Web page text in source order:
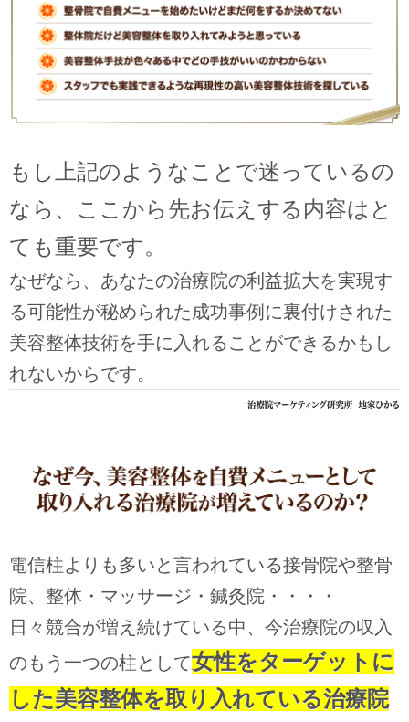
もし上記のようなことで迷っているの
なら、ここから先お伝えする内容はと
ても重要です。
なぜなら、あなたの治療院の利益拡大を実現す
る可能性が秘められた成功事例に裏付けされた
美容整体技術を手に入れることができるかもし
れないからです。
電信柱よりも多いと言われている接骨院や整骨
院、整体・マッサージ・鍼灸院・・・・
日々競合が増え続けている中、今治療院の収入
のもう一つの柱として女性をターゲットに
した美容整体を取り入れている治療院